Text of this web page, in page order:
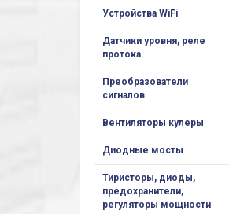
Устройства WiFi
Датчики уровня, реле
протока
Преобразователи
сигналов
Вентиляторы кулеры
Диодные мосты
Тиристоры, диоды,
предохранители,
регуляторы мощности